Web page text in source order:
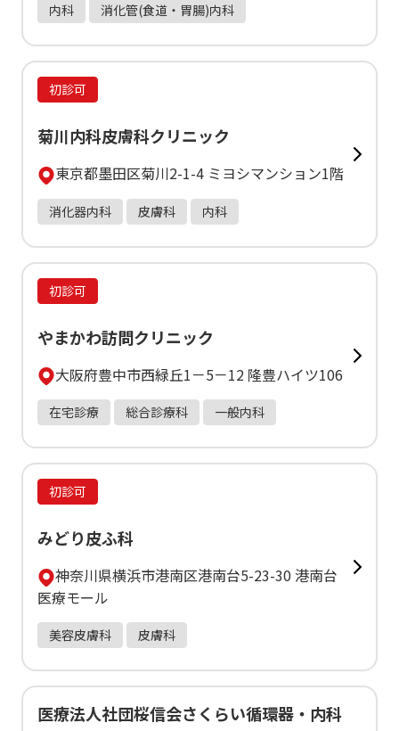
内科
消化管(食道・胃腸)内科
初診可
菊川内科皮膚科クリニック
東京都墨田区菊川2-1-4 ミヨシマンション1階
消化器内科 皮膚科 内科
初診可
やまかわ訪問クリニック
大阪府豊中市西緑丘1－5－12 隆豊ハイツ106
在宅診療 総合診療科 一般内科
初診可
みどり皮ふ科
神奈川県横浜市港南区港南台5-23-30 港南台
医療モール
美容皮膚科 皮膚科
医療法人社団桜信会さくらい循環器・内科